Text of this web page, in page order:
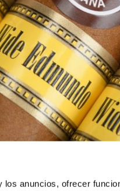
los anuncios, ofrecer